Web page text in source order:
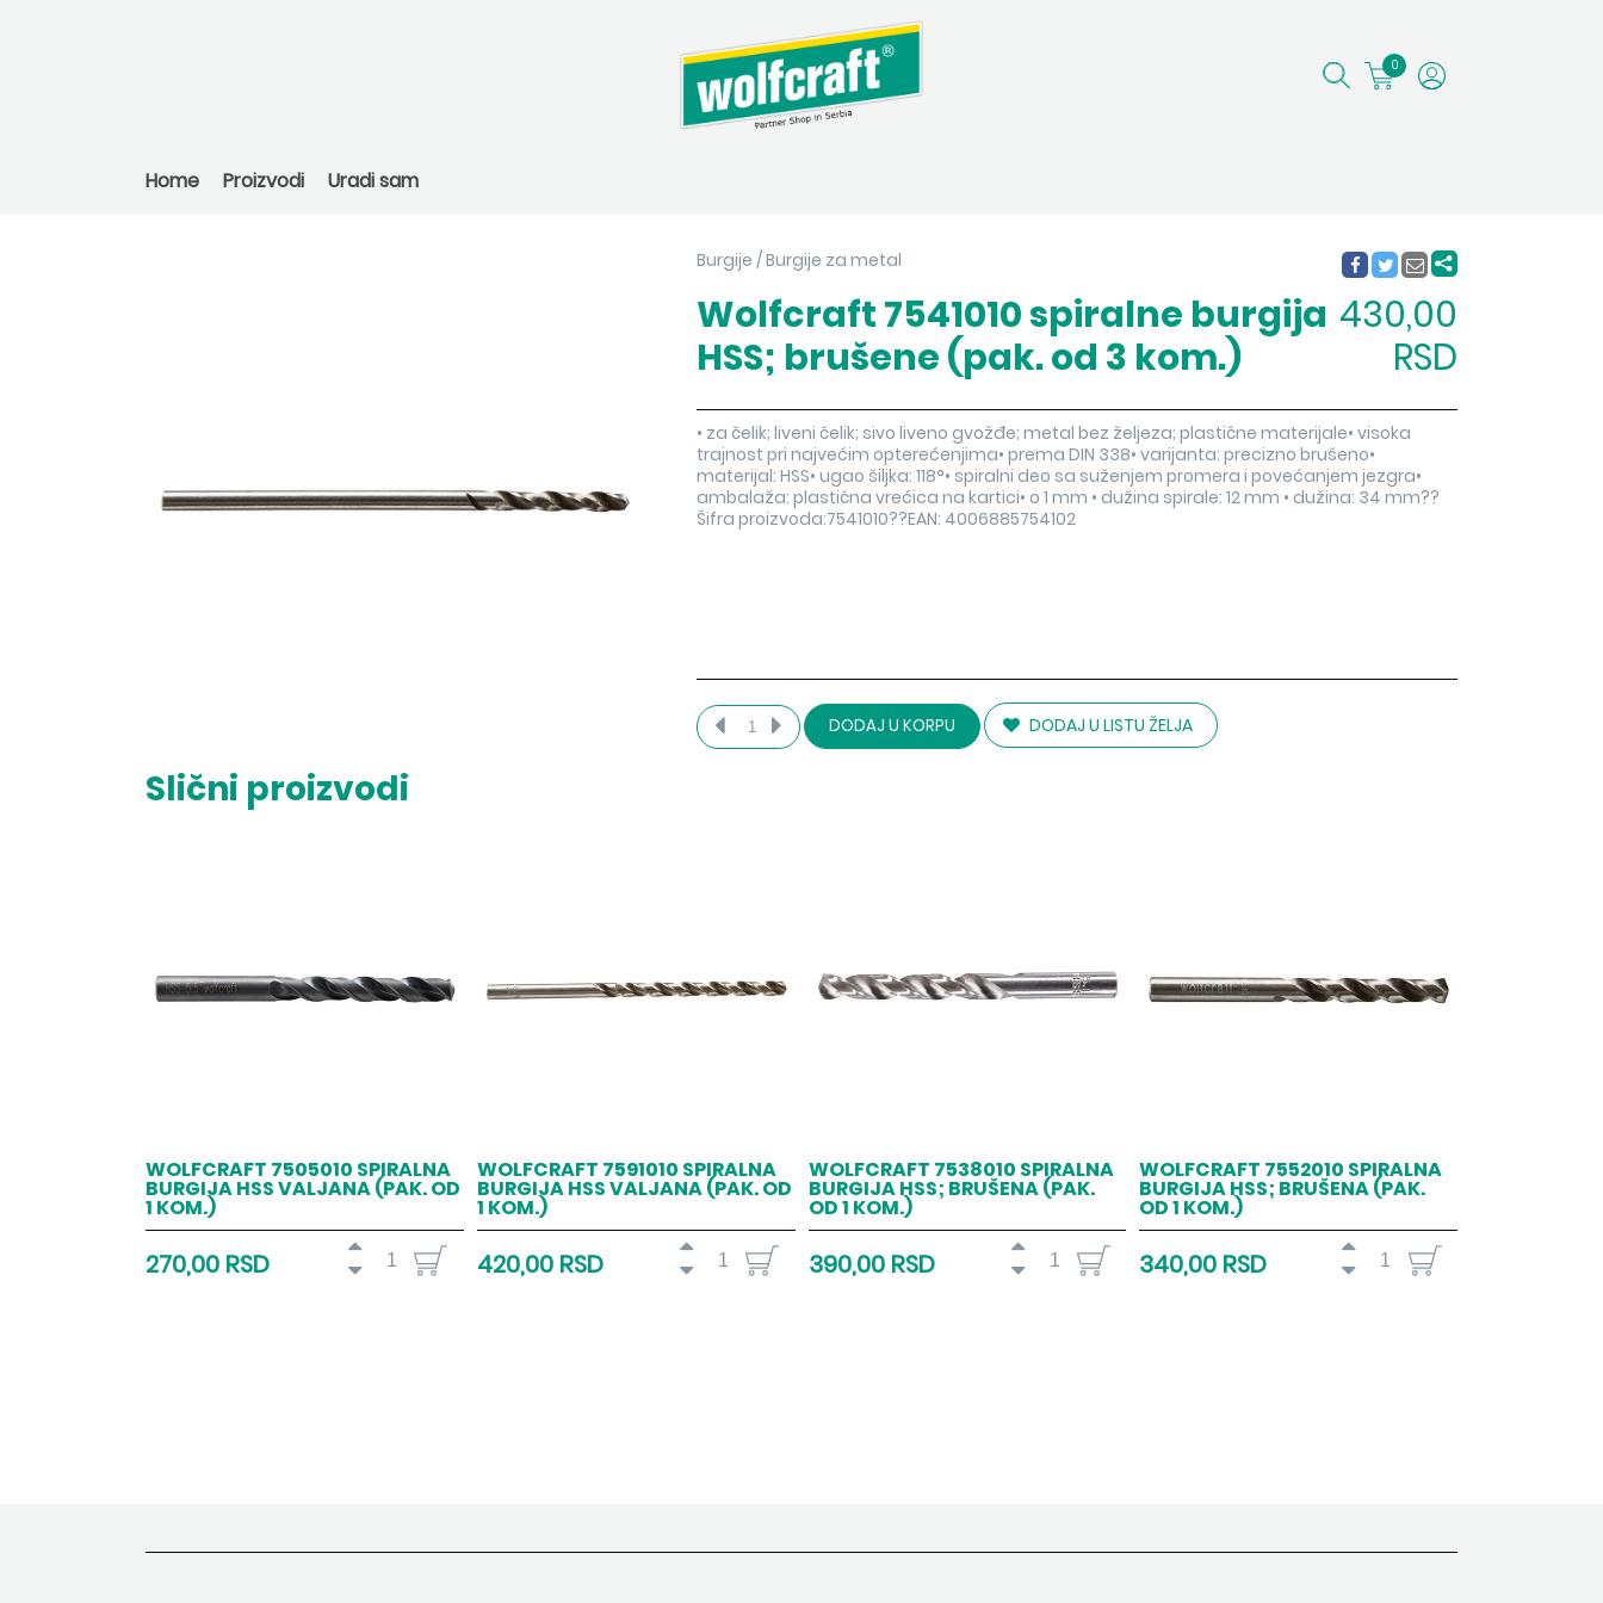
0
Home Proizvodi Uradi sam
Burgije /Burgije za metal
Wolfcraft 7541010 spiralne burgija
HSS; brušene (pak. od 3 kom.)
430,00
RSD
• za čelik; liveni čelik; sivo liveno gvožđe; metal bez željeza; plastične materijale• visoka
trajnost pri najvećim opterećenjima• prema DIN 338• varijanta: precizno brušeno•
materijal: HSS• ugao šiljka: 118°• spiralni deo sa suženjem promera i povećanjem jezgra•
ambalaža: plastična vrećica na kartici• o 1 mm • dužina spirale: 12 mm • dužina: 34 mm??
Šifra proizvoda:7541010??EAN: 4006885754102
DODAJ U KORPU DODAJ U LISTU ŽELJA
Slični proizvodi
WOLFCRAFT 7505010 SPIRALNA
BURGIJA HSS VALJANA (PAK. OD
1 KOM.)
270,00 RSD
WOLFCRAFT 7591010 SPIRALNA
BURGIJA HSS VALJANA (PAK. OD
1 KOM.)
420,00 RSD
WOLFCRAFT 7538010 SPIRALNA
BURGIJA HSS; BRUŠENA (PAK.
OD 1 KOM.)
390,00 RSD
WOLFCRAFT 7552010 SPIRALNA
BURGIJA HSS; BRUŠENA (PAK.
OD 1 KOM.)
340,00 RSD